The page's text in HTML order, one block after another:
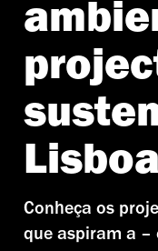
Lisboa
Conheça os
que aspiram a –